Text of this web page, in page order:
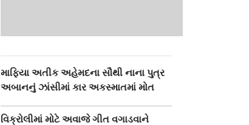
માફિયા અતીક અહેમદના સૌથી નાના પુત્ર
અબાનનું ઝાંસીમાં કાર અકસ્માતમાં મોત
વિક્રોલીમાં મોટે અવાજે ગીત વગાડવાને